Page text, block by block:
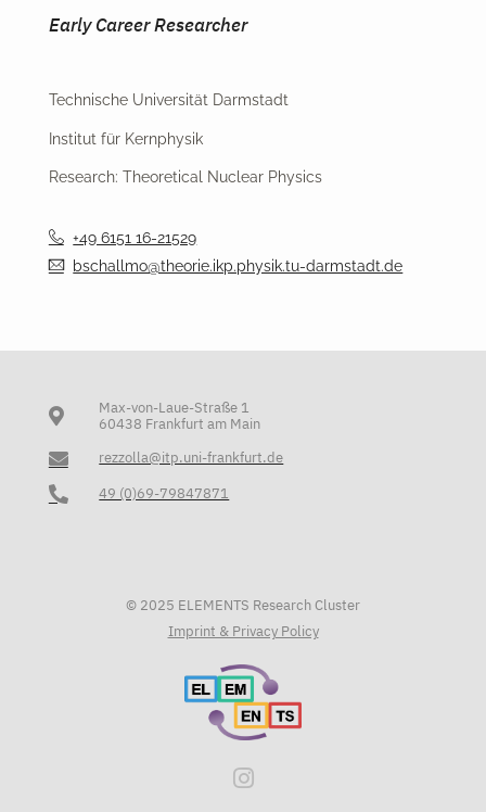
Early Career Researcher
Technische Universität Darmstadt
Institut für Kernphysik
Research: Theoretical Nuclear Physics
+49 6151 16-21529
bschallmo@theorie.ikp.physik.tu-darmstadt.de
Max-von-Laue-Straße 1
60438 Frankfurt am Main
rezzolla@itp.uni-frankfurt.de
49 (0)69-79847871
© 2025 ELEMENTS Research Cluster
Imprint & Privacy Policy